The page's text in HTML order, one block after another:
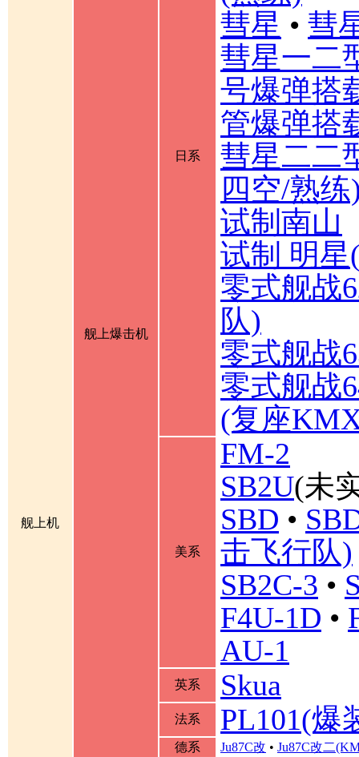
舰上机
舰上爆击机
日系
彗星 • 彗
彗星一二
号爆弹搭
管爆弹搭
彗星二二
四空/熟练
试制南山
试制 明
零式舰战
队)
零式舰战
零式舰战
(复座
美系
FM-2
SB2U(未
SBD •
击飞行队)
SB2C-3 •
F4U-1D •
AU-1
英系 Skua
法系 PL101(爆
德系 Ju87C改 • Ju87C改二